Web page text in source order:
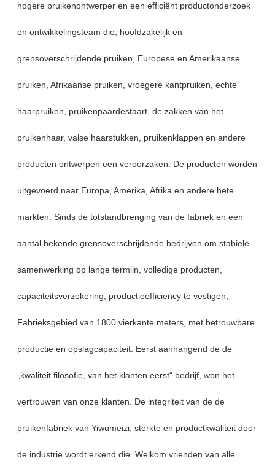
hogere pruikenontwerper en een efficiënt productonderzoek
en ontwikkelingsteam die, hoofdzakelijk en
grensoverschrijdende pruiken, Europese en Amerikaanse
pruiken, Afrikaanse pruiken, vroegere kantpruiken, echte
haarpruiken, pruikenpaardestaart, de zakken van het
pruikenhaar, valse haarstukken, pruikenklappen en andere
producten ontwerpen een veroorzaken. De producten worden
uitgevoerd naar Europa, Amerika, Afrika en andere hete
markten. Sinds de totstandbrenging van de fabriek en een
aantal bekende grensoverschrijdende bedrijven om stabiele
samenwerking op lange termijn, volledige producten,
capaciteitsverzekering, productieefficiency te vestigen;
Fabrieksgebied van 1800 vierkante meters, met betrouwbare
productie en opslagcapaciteit. Eerst aanhangend de de
„kwaliteit filosofie, van het klanten eerst“ bedrijf, won het
vertrouwen van onze klanten. De integriteit van de de
pruikenfabriek van Yiwumeizi, sterkte en productkwaliteit door
de industrie wordt erkend die. Welkom vrienden van alle